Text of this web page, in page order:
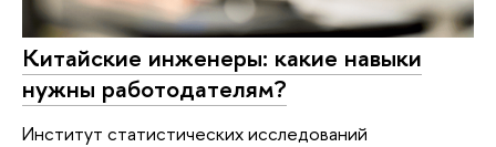
Китайские инженеры: какие навыки
нужны работодателям?
Институт статистических исследований